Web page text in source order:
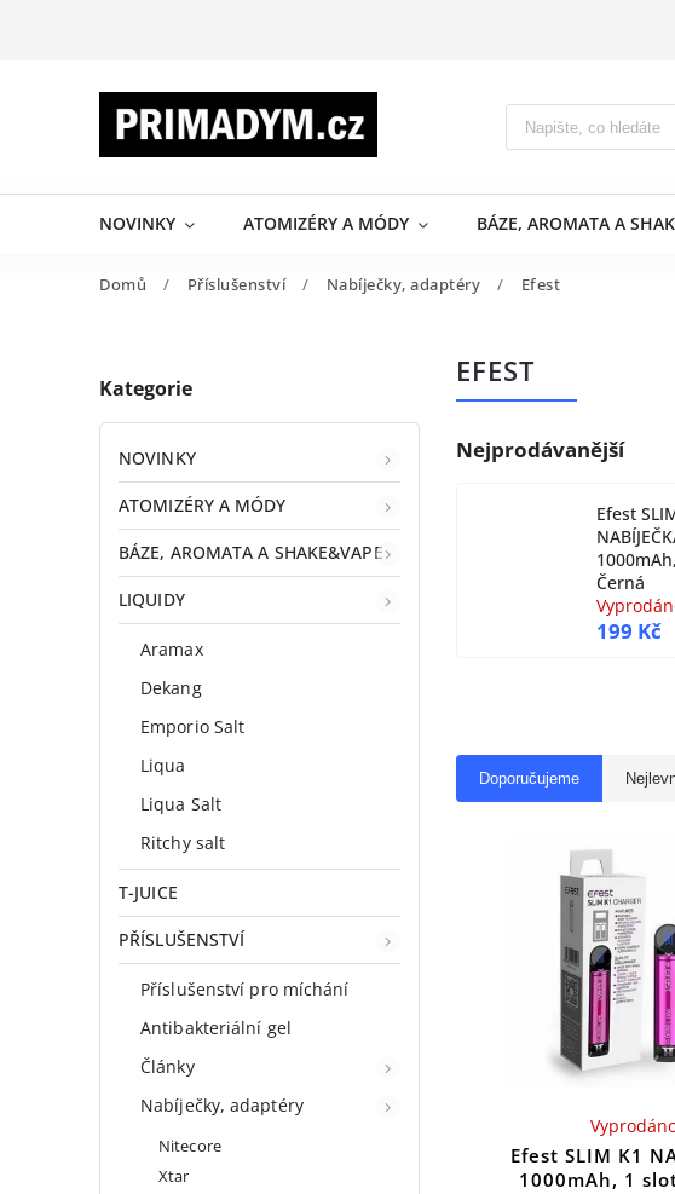
NOVINKY ATOMIZÉRY A MÓDY BÁZE, AROMATA A
Domů / Příslušenství / Nabíječky, adaptéry / Efest
Kategorie
NOVINKY
ATOMIZÉRY A MÓDY
BÁZE, AROMATA A SHAKE&VAPE
LIQUIDY
Aramax
Dekang
Emporio Salt
Liqua
Liqua Salt
Ritchy salt
T-JUICE
PŘÍSLUŠENSTVÍ
Příslušenství pro míchání
Antibakteriální gel
Články
Nabíječky, adaptéry
Nitecore
Xtar
EFEST
Nejprodávanější
Efest
Černá
199 Kč
Doporučujeme
Efest SLIM K1
1000mAh, 1